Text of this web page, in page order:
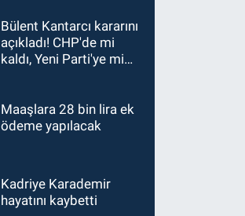
KARABÜK
13:26Karabük
milletvekilleri bastırdı.
Erdoğan talimat verdi
Bülent Kantarcı kararını
açıkladı! CHP'de mi
kaldı, Yeni Parti'ye mi
Maaşlara 28 bin lira ek
ödeme yapılacak
Kadriye Karademir
hayatını kaybetti